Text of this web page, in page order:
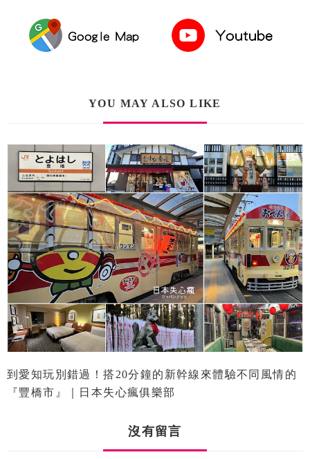
YOU MAY ALSO LIKE
到愛知玩別錯過！搭20分鐘的新幹線來體驗不同風情的
『豐橋市』｜日本失心瘋俱樂部
沒有留言